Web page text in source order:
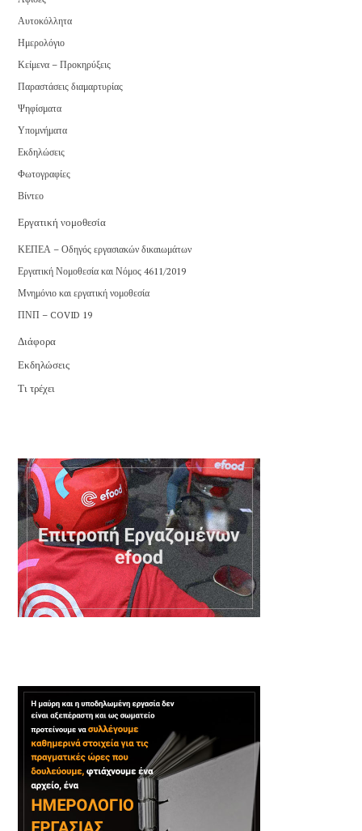
Αυτοκόλλητα
Ημερολόγιο
Κείμενα – Προκηρύξεις
Παραστάσεις διαμαρτυρίας
Ψηφίσματα
Υπομνήματα
Εκδηλώσεις
Φωτογραφίες
Βίντεο
Εργατική νομοθεσία
ΚΕΠΕΑ – Οδηγός εργασιακών δικαιωμάτων
Εργατική Νομοθεσία και Νόμος 4611/2019
Μνημόνιο και εργατική νομοθεσία
ΠΝΠ – COVID 19
Διάφορα
Εκδηλώσεις
Τι τρέχει